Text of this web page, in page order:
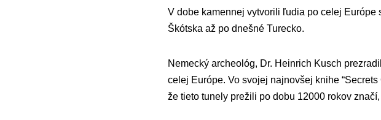
V dobe kamennej vytvorili ľudia po celej
Škótska až po dnešné Turecko.
Nemecký archeológ, Dr. Heinrich Kusch
celej Európe. Vo svojej najnovšej knihe
že tieto tunely prežili po dobu 12000 rokov